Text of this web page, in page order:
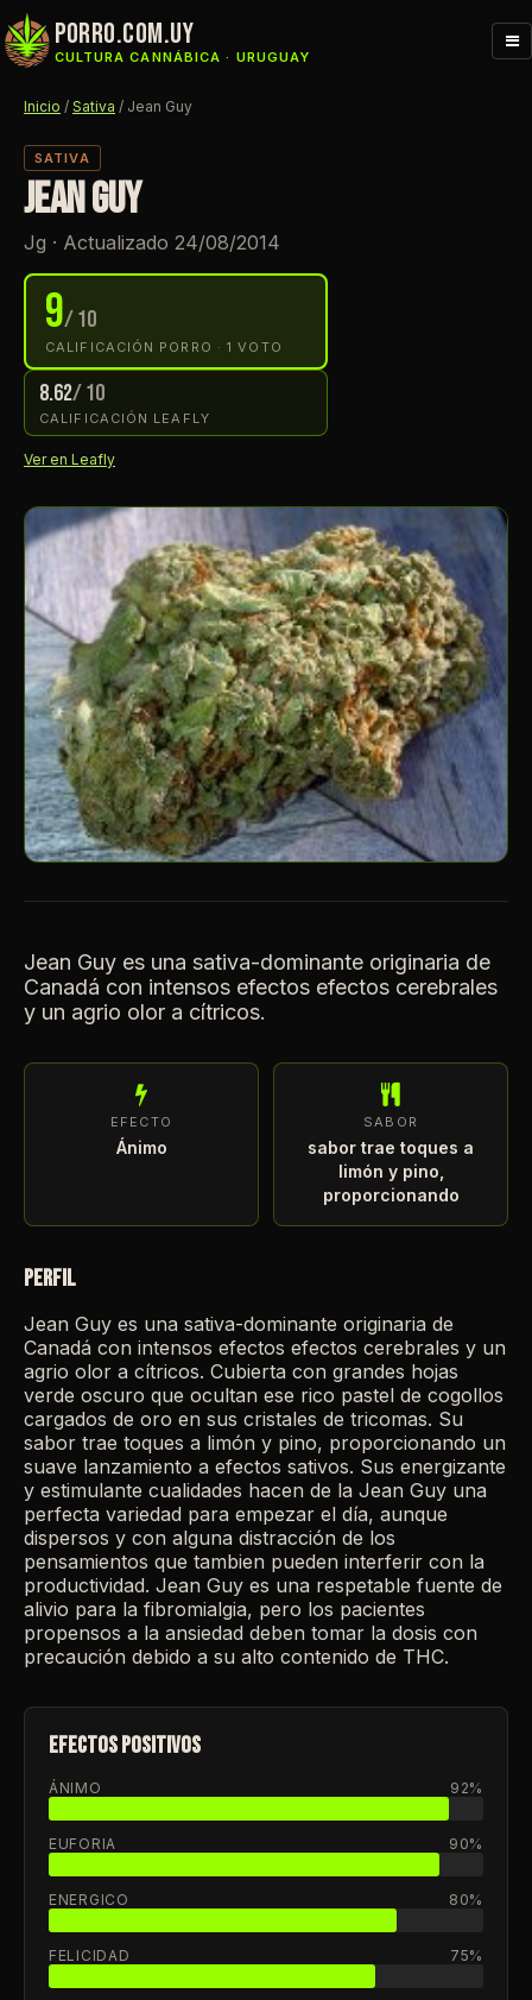
porro.com.uy
CULTURA CANNÁBICA · URUGUAY
Inicio / Sativa / Jean Guy
SATIVA
JEAN GUY
Jg · Actualizado 24/08/2014
9/ 10
CALIFICACIÓN PORRO · 1 VOTO
8.62/ 10
CALIFICACIÓN LEAFLY
Ver en Leafly
Jean Guy es una sativa-dominante originaria de
Canadá con intensos efectos efectos cerebrales
y un agrio olor a cítricos.
EFECTO
Ánimo
SABOR
sabor trae toques a
limón y pino,
proporcionando
PERFIL
Jean Guy es una sativa-dominante originaria de
Canadá con intensos efectos efectos cerebrales y un
agrio olor a cítricos. Cubierta con grandes hojas
verde oscuro que ocultan ese rico pastel de cogollos
cargados de oro en sus cristales de tricomas. Su
sabor trae toques a limón y pino, proporcionando un
suave lanzamiento a efectos sativos. Sus energizante
y estimulante cualidades hacen de la Jean Guy una
perfecta variedad para empezar el día, aunque
dispersos y con alguna distracción de los
pensamientos que tambien pueden interferir con la
productividad. Jean Guy es una respetable fuente de
alivio para la fibromialgia, pero los pacientes
propensos a la ansiedad deben tomar la dosis con
precaución debido a su alto contenido de THC.
EFECTOS POSITIVOS
ÁNIMO 92%
EUFORIA 90%
ENERGICO 80%
FELICIDAD 75%